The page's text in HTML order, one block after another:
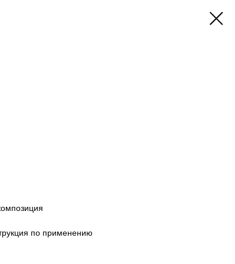
по применению